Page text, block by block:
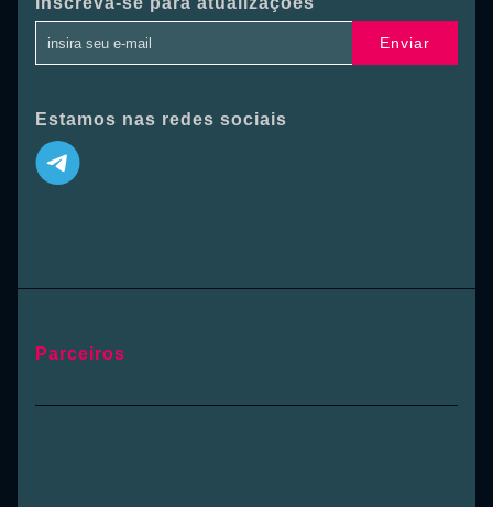
Enviar
Estamos nas redes sociais
Parceiros